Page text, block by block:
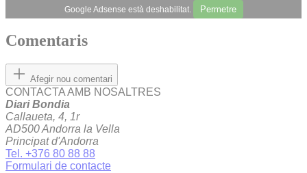
Google Adsense està deshabilitat. Permetre
Comentaris
Afegir nou comentari
CONTACTA AMB NOSALTRES
Diari Bondia
Callaueta, 4, 1r
AD500 Andorra la Vella
Principat d'Andorra
Tel. +376 80 88 88
Formulari de contacte